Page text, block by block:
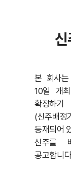
본 회사
10일 개
확정하
(신주배
등재되어
신주를
공고합니